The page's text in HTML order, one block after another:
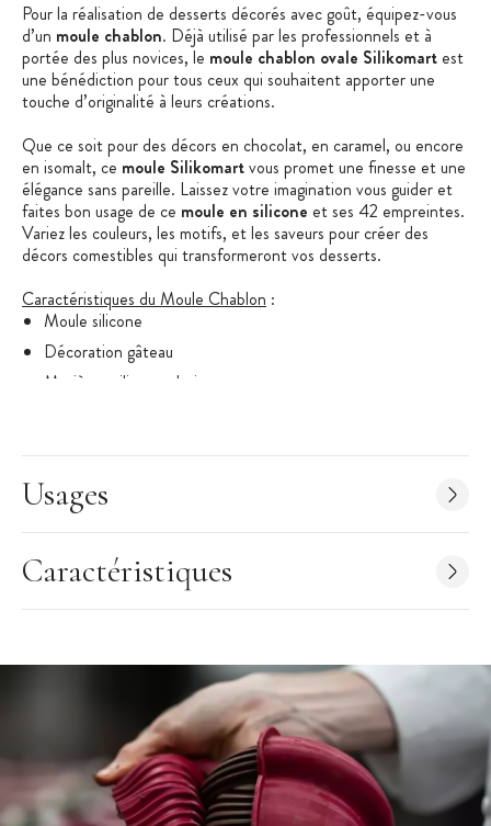
Pour la réalisation de desserts décorés avec goût, équipez-vous
d’un moule chablon. Déjà utilisé par les professionnels et à
portée des plus novices, le moule chablon ovale Silikomart est
une bénédiction pour tous ceux qui souhaitent apporter une
touche d’originalité à leurs créations.
Que ce soit pour des décors en chocolat, en caramel, ou encore
en isomalt, ce moule Silikomartvous promet une finesse et une
élégance sans pareille. Laissez votre imagination vous guider et
faites bon usage de ce moule en silicone et ses 42 empreintes.
Variez les couleurs, les motifs, et les saveurs pour créer des
décors comestibles qui transformeront vos desserts.
Caractéristiques du Moule Chablon :
Moule silicone
Décoration gâteau
Matière : silicone platinum
Dimensions empreinte : 2,4 x 3,4 x H 0,2 cm
Couleur : gris
Résiste aux températures de –60 à +230°C
Compatible : réfrigérateur, congélateur, four, lave-vaisselle
Marque :Silikomart
Usages
Caractéristiques